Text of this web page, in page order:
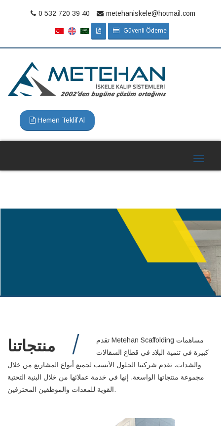
0 532 720 39 40 metehaniskele@hotmail.com
Güvenli Ödeme
Hemen Teklif Al
Toggle
منتجاتنا
تقدم Metehan Scaffolding مساهمات
كبيرة في تنمية البلاد في قطاع السقالات
والشدات. تقدم شركتنا الحلول الأنسب لجميع أنواع المشاريع من خلال
مجموعة منتجاتها الواسعة. إنها في خدمة عملائها من خلال البنية التحتية
القوية للمعدات والموظفين المحترفين.